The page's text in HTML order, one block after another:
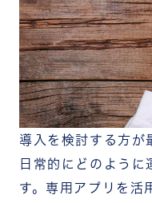
導入を検討する方が
日常的にどのように
す。専用アプリを活